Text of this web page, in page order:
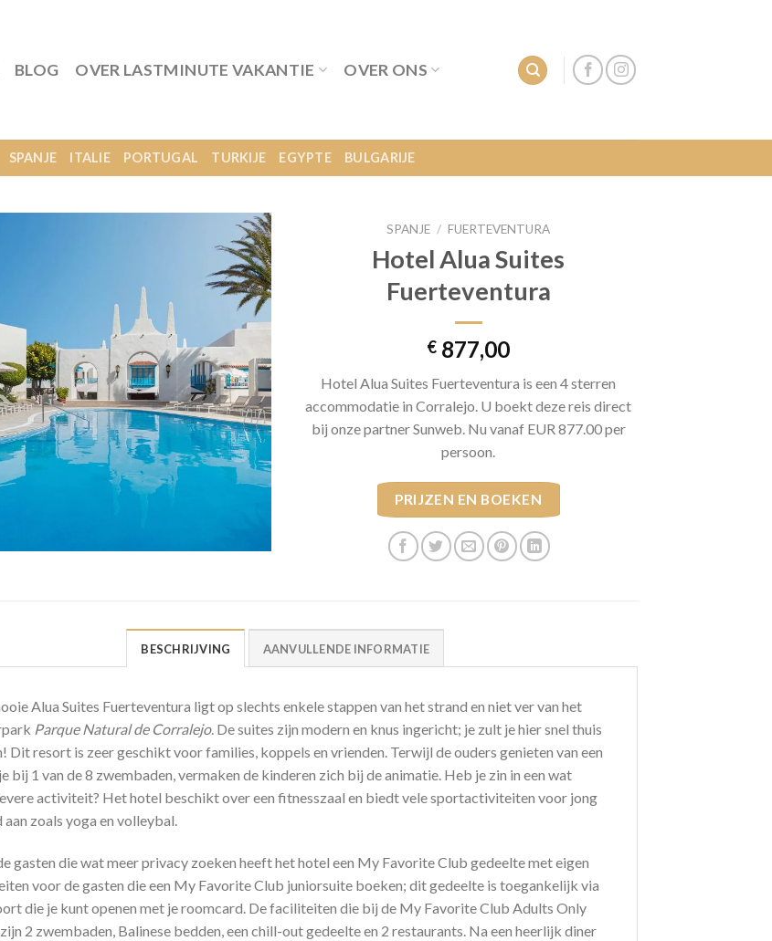
BLOG OVER LASTMINUTE VAKANTIE OVER ONS
SPANJE ITALIE PORTUGAL TURKIJE EGYPTE BULGARIJE
SPANJE / FUERTEVENTURA
Hotel Alua Suites
Fuerteventura
€ 877,00
Hotel Alua Suites Fuerteventura is een 4 sterren
accommodatie in Corralejo. U boekt deze reis direct
bij onze partner Sunweb. Nu vanaf EUR 877.00 per
persoon.
PRIJZEN EN BOEKEN
BESCHRIJVING AANVULLENDE INFORMATIE
Alua Suites Fuerteventura ligt op slechts enkele stappen van het strand en niet ver van het
Parque Natural de Corralejo. De suites zijn modern en knus ingericht; je zult je hier snel thuis
Dit resort is zeer geschikt voor families, koppels en vrienden. Terwijl de ouders genieten van een
bij 1 van de 8 zwembaden, vermaken de kinderen zich bij de animatie. Heb je zin in een wat
activiteit? Het hotel beschikt over een fitnesszaal en biedt vele sportactiviteiten voor jong
aan zoals yoga en volleybal.
gasten die wat meer privacy zoeken heeft het hotel een My Favorite Club gedeelte met eigen
voor de gasten die een My Favorite Club juniorsuite boeken; dit gedeelte is toegankelijk via
die je kunt openen met je roomcard. De faciliteiten die bij de My Favorite Club Adults Only
2 zwembaden, Balinese bedden, een chill-out gedeelte en 2 restaurants. Na een heerlijk diner